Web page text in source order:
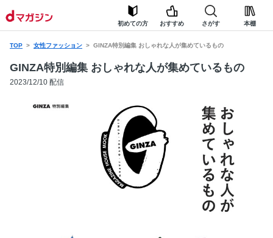
初めての方 おすすめ さがす 本棚
TOP 女性ファッション GINZA特別編集 おしゃれな人が集めているもの
GINZA特別編集 おしゃれな人が集めているもの
2023/12/10 配信